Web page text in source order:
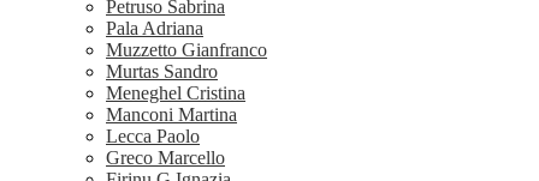
Petruso Sabrina
Pala Adriana
Muzzetto Gianfranco
Murtas Sandro
Meneghel Cristina
Manconi Martina
Lecca Paolo
Greco Marcello